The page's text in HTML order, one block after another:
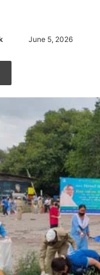
SendJune 5, 2026
Print